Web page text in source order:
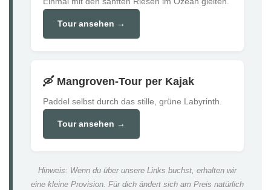
Tour ansehen →
🛶 Mangroven-Tour per Kajak
Paddel selbst durch das stille, grüne Labyrinth.
Tour ansehen →
Hinweis: Wenn du über unsere Links buchst, erhalten wir
eine kleine Provision. Für dich ändert sich am Preis natürlich